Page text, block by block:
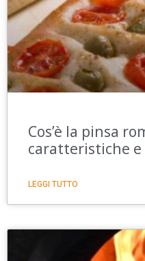
Cos’è la pinsa
caratteristiche e
LEGGI TUTTO